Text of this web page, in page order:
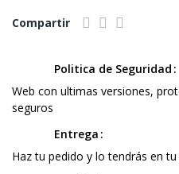
Compartir
Politica de Seguridad
Web con ultimas versiones,
seguros
Entrega
Haz tu pedido y lo tendrás en